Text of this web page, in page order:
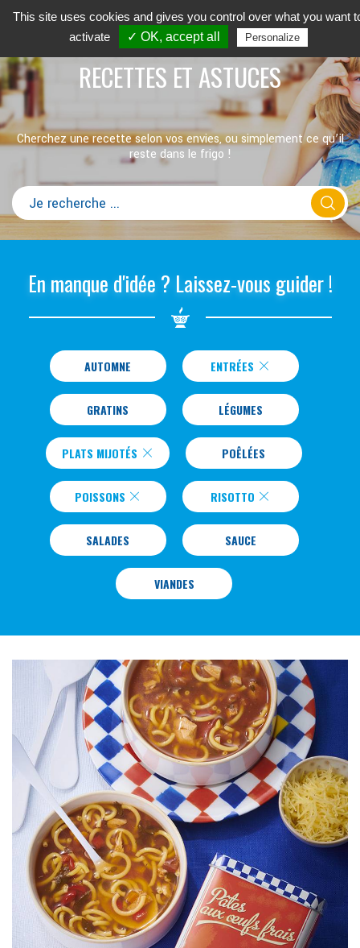
RECETTES ET ASTUCES
Cherchez une recette selon vos envies, ou simplement ce qu’il
reste dans le frigo !
En manque d'idée ? Laissez-vous guider !
AUTOMNE ENTRÉES
GRATINS LÉGUMES
PLATS MIJOTÉS POÊLÉES
POISSONS RISOTTO
SALADES SAUCE
VIANDES
DIFFICULTÉ
PRÉPARATION
10 Min
This site uses cookies and gives you control over what you want
activate
✓ OK, accept all Personalize